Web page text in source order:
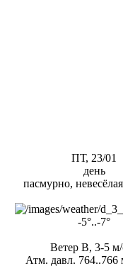
ПТ, 23/01
день
пасмурно,
-5°..-7°
Ветер В, 3-5 м/
Атм. давл. 764..766